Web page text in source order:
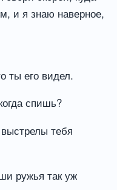
и я знаю наверное,
ты его видел.
спишь?
тебя
ружья так уж